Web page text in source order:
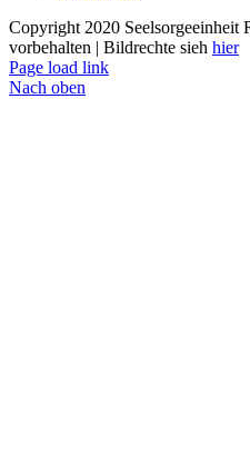
Copyright 2020 Seelsorgeeinheit
vorbehalten | Bildrechte sieh hier
Page load link
Nach oben